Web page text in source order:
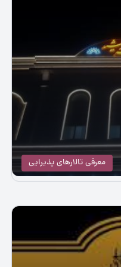
معرفی تالارهای پذیرایی